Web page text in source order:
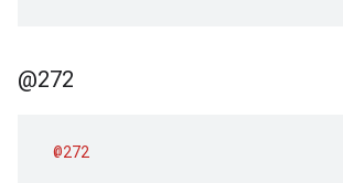
@272
@272